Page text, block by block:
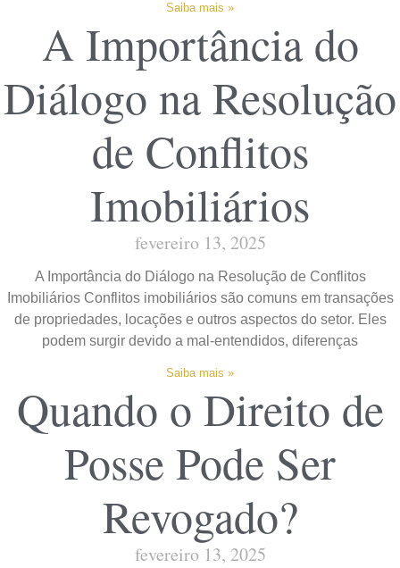
Saiba mais »
A Importância do
Diálogo na Resolução
de Conflitos
Imobiliários
fevereiro 13, 2025
A Importância do Diálogo na Resolução de Conflitos
Imobiliários Conflitos imobiliários são comuns em transações
de propriedades, locações e outros aspectos do setor. Eles
podem surgir devido a mal-entendidos, diferenças
Saiba mais »
Quando o Direito de
Posse Pode Ser
Revogado?
fevereiro 13, 2025